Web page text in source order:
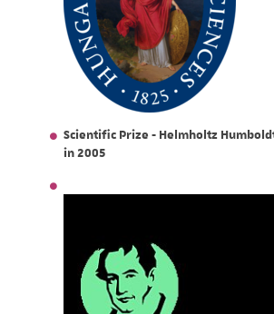
Scientific Prize - Helmholtz
in 2005